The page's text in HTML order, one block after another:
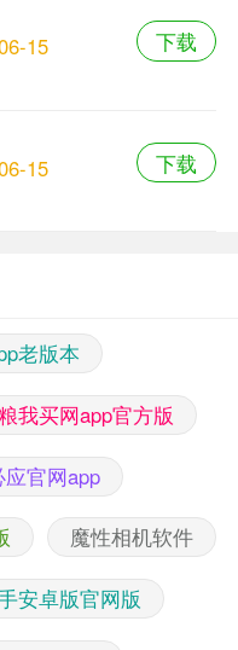
15
下载
15
下载
老版本
我买网app官方版
官网app
魔性相机软件
安卓版官网版